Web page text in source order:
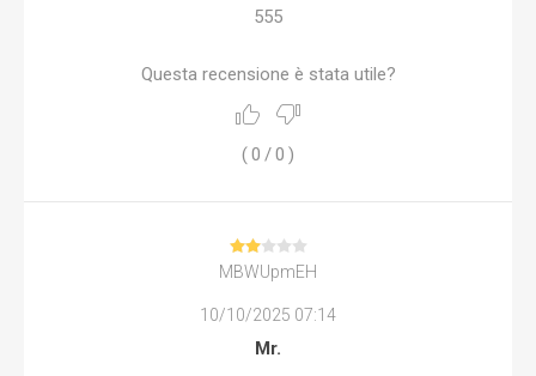
555
Questa recensione è stata utile?
(0 /0 )
MBWUpmEH
10/10/2025 07:14
Mr.